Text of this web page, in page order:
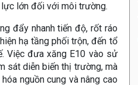
lớn đối với môi trường.
đẩy nhanh tiến độ, rốt ráo
hạ tầng phối trộn, đến tổ
Việc đưa xăng E10 vào sử
sát diễn biến thị trường, mà
nguồn cung và nâng cao